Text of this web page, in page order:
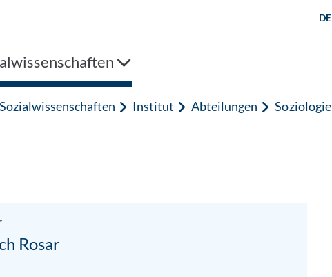
DE
Sozialwissenschaften Institut Abteilungen Soziologie
Rosar